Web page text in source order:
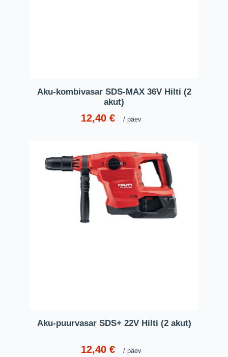
Aku-kombivasar SDS-MAX 36V Hilti (2
akut)
12,40€ päev
Aku-puurvasar SDS+ 22V Hilti (2 akut)
12,40€ päev